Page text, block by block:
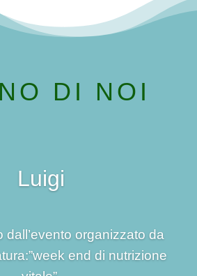
DI NOI
Luigi
dall’evento organizzato da
end di nutrizione